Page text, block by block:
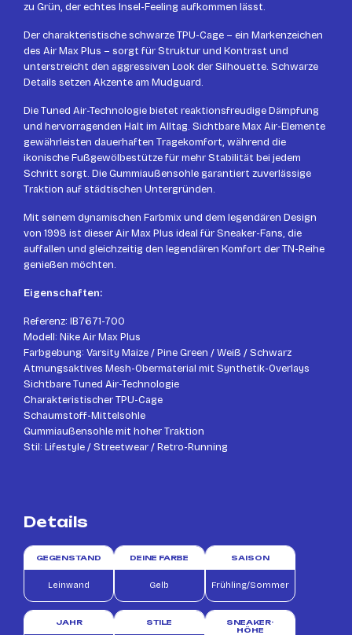
zu Grün, der echtes Insel-Feeling aufkommen lässt.
Der charakteristische schwarze TPU-Cage – ein Markenzeichen
des Air Max Plus – sorgt für Struktur und Kontrast und
unterstreicht den aggressiven Look der Silhouette. Schwarze
Details setzen Akzente am Mudguard.
Die Tuned Air-Technologie bietet reaktionsfreudige Dämpfung
und hervorragenden Halt im Alltag. Sichtbare Max Air-Elemente
gewährleisten dauerhaften Tragekomfort, während die
ikonische Fußgewölbestütze für mehr Stabilität bei jedem
Schritt sorgt. Die Gummiaußensohle garantiert zuverlässige
Traktion auf städtischen Untergründen.
Mit seinem dynamischen Farbmix und dem legendären Design
von 1998 ist dieser Air Max Plus ideal für Sneaker-Fans, die
auffallen und gleichzeitig den legendären Komfort der TN-Reihe
genießen möchten.
Eigenschaften:
Referenz: IB7671-700
Modell: Nike Air Max Plus
Farbgebung: Varsity Maize / Pine Green / Weiß / Schwarz
Atmungsaktives Mesh-Obermaterial mit Synthetik-Overlays
Sichtbare Tuned Air-Technologie
Charakteristischer TPU-Cage
Schaumstoff-Mittelsohle
Gummiaußensohle mit hoher Traktion
Stil: Lifestyle / Streetwear / Retro-Running
Details
GEGENSTAND
Leinwand
DEINE FARBE
Gelb
SAISON
Frühling/Sommer
JAHR STILE
SNEAKER-
HÖHE